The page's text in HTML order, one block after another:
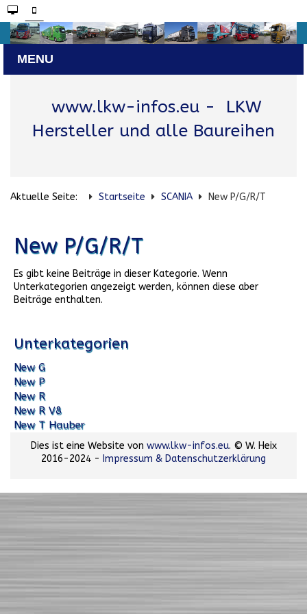
www.lkw-infos.eu- LKW
Hersteller und alle Baureihen
Aktuelle Seite: Startseite SCANIA New P/G/R/T
New P/G/R/T
Es gibt keine Beiträge in dieser Kategorie. Wenn
Unterkategorien angezeigt werden, können diese aber
Beiträge enthalten.
Unterkategorien
New G
New P
New R
New R V8
New T Hauber
Dies ist eine Website von www.lkw-infos.eu. © W. Heix
2016-2024 - Impressum & Datenschutzerklärung